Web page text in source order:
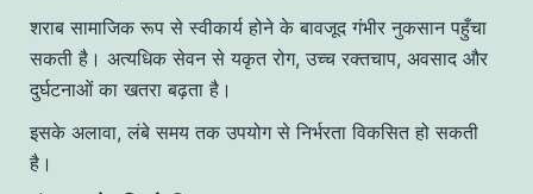
शराब सामाजिक रूप से स्वीकार्य होने के बावजूद गंभीर नुकसान पहुँचा
सकती है। अत्यधिक सेवन से यकृत रोग, उच्च रक्तचाप, अवसाद और
दुर्घटनाओं का खतरा बढ़ता है।
इसके अलावा, लंबे समय तक उपयोग से निर्भरता विकसित हो सकती
है।